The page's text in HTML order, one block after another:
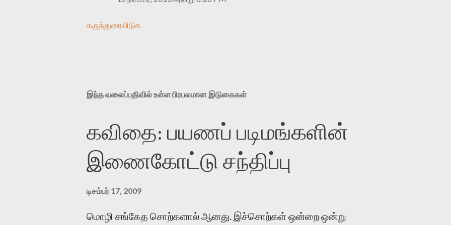
கருத்துரையிடுக
இந்த வலைப்பதிவில் உள்ள பிரபலமான இடுகைகள்
கவிதை: பயணப் படிமங்களின்
இணைகோட்டு சந்திப்பு
டிசம்பர் 17, 2009
மொழி சங்கேத சொற்களால் ஆனது. இச்சொற்கள் ஒன்றை ஒன்று